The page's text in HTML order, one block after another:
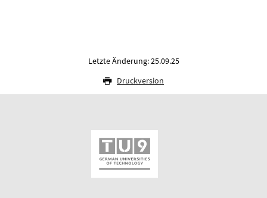
Letzte Änderung: 25.09.25
Druckversion